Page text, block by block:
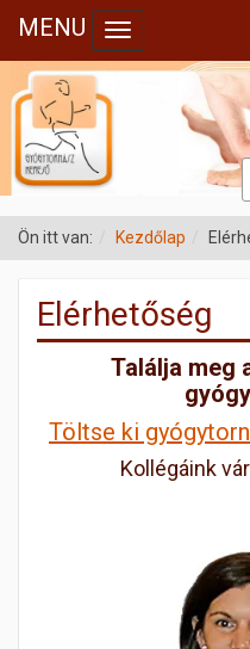
MENU Toggle navigation
Ön itt van: Kezdőlap
Elérhetőség
Találja meg
Töltse ki
Kollégáink